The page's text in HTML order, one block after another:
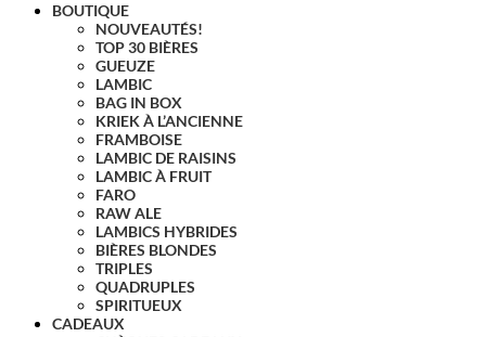
BOUTIQUE
NOUVEAUTÉS!
TOP 30 BIÈRES
GUEUZE
LAMBIC
BAG IN BOX
KRIEK À L’ANCIENNE
FRAMBOISE
LAMBIC DE RAISINS
LAMBIC À FRUIT
FARO
RAW ALE
LAMBICS HYBRIDES
BIÈRES BLONDES
TRIPLES
QUADRUPLES
SPIRITUEUX
CADEAUX